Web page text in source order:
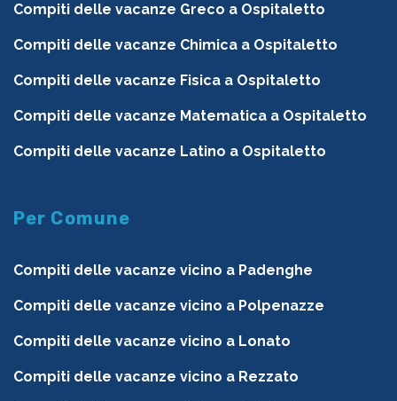
Compiti delle vacanze Greco a Ospitaletto
Compiti delle vacanze Chimica a Ospitaletto
Compiti delle vacanze Fisica a Ospitaletto
Compiti delle vacanze Matematica a Ospitaletto
Compiti delle vacanze Latino a Ospitaletto
Per Comune
Compiti delle vacanze vicino a Padenghe
Compiti delle vacanze vicino a Polpenazze
Compiti delle vacanze vicino a Lonato
Compiti delle vacanze vicino a Rezzato